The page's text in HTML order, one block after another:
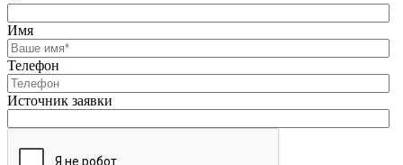
Имя
Телефон
Источник заявки